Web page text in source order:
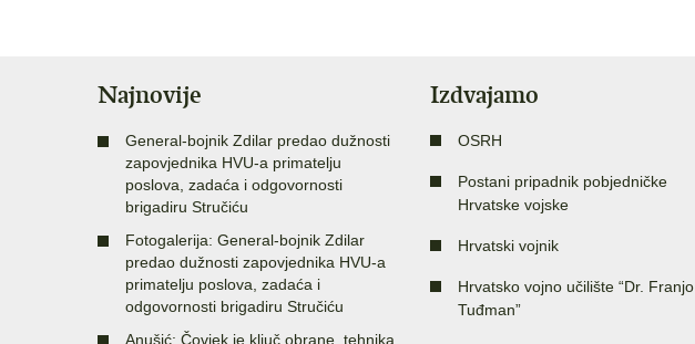
Najnovije
General-bojnik Zdilar predao dužnosti
zapovjednika HVU-a primatelju
poslova, zadaća i odgovornosti
brigadiru Stručiću
Fotogalerija: General-bojnik Zdilar
predao dužnosti zapovjednika HVU-a
primatelju poslova, zadaća i
odgovornosti brigadiru Stručiću
Anušić: Čovjek je ključ obrane, tehnika
Izdvajamo
OSRH
Postani pripadnik pobjedničke
Hrvatske vojske
Hrvatski vojnik
Hrvatsko vojno učilište “Dr. Franjo
Tuđman”